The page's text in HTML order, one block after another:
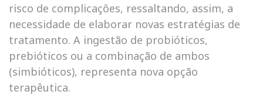
risco de complicações, ressaltando, assim, a
necessidade de elaborar novas estratégias de
tratamento. A ingestão de probióticos,
prebióticos ou a combinação de ambos
(simbióticos), representa nova opção
terapêutica.